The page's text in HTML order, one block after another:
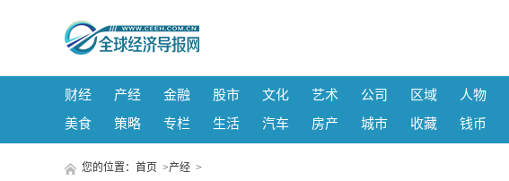
财经 产经 金融 股市 文化 艺术 公司 区域 人物
美食
策略 专栏 生活 汽车 房产 城市 收藏 钱币
您的位置： 首页 >产经 >